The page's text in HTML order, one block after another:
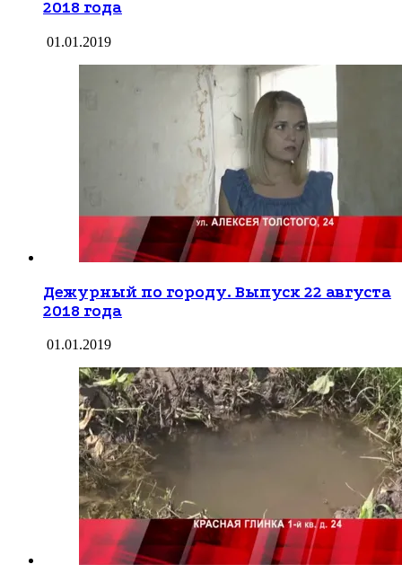
2018 года
01.01.2019
Дежурный по городу. Выпуск 22 августа
2018 года
01.01.2019